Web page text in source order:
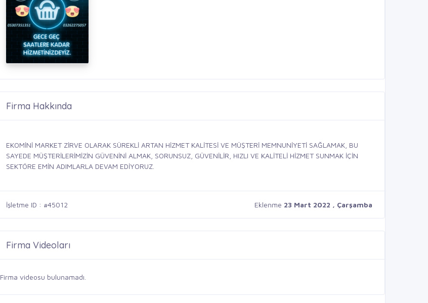
Firma Hakkında
EKOMİNİ MARKET ZİRVE OLARAK SÜREKLİ ARTAN HİZMET KALİTESİ VE MÜŞTERİ MEMNUNİYETİ SAĞLAMAK, BU
SAYEDE MÜŞTERİLERİMİZİN GÜVENİNİ ALMAK, SORUNSUZ, GÜVENİLİR, HIZLI VE KALİTELİ HİZMET SUNMAK İÇİN
SEKTÖRE EMİN ADIMLARLA DEVAM EDİYORUZ.
İşletme ID : #45012 Eklenme 23 Mart 2022 , Çarşamba
Firma Videoları
Firma videosu bulunamadı.